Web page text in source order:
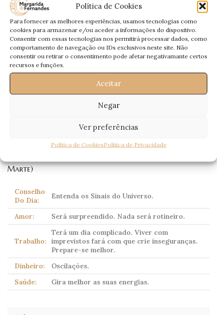
Política de Cookies
Para fornecer as melhores experiências, usamos tecnologias como
cookies para armazenar e/ou aceder a informações do dispositivo.
Consentir com essas tecnologias nos permitirá processar dados, como
comportamento de navegação ou IDs exclusivos neste site. Não
consentir ou retirar o consentimento pode afetar negativamante certos
recursos e funções.
Aceitar
Negar
Ver preferências
Política de CookiesPolítica de Privacidade
Trabalho:
Afaste-se de responsabilidades. Não será um
bom dia para terminar trabalhos.
Dinheiro:
Atrasos nos recebimentos.
Saúde:
Dores nas costas.
Escorpião
23 Outubro – 21 Novembro
Marte)
Conselho
Do Dia:
Entenda os Sinais do Universo.
Amor: Será surpreendido. Nada será rotineiro.
Trabalho:
Terá um dia complicado. Viver com
imprevistos fará com que crie inseguranças.
Prepare-se melhor.
Dinheiro:
Oscilações.
Saúde:
Gira melhor as suas energias.